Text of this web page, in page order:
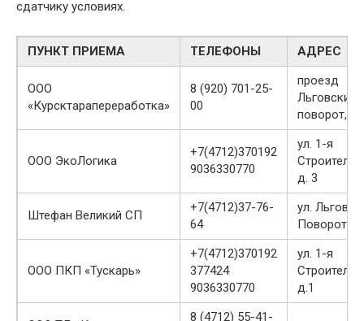
сдатчику условиях.
ПУНКТ ПРИЕМА ТЕЛЕФОНЫ АДРЕС
ООО
«Курсктарапереработка»
8 (920) 701-25-
00
проезд
Льговский
поворот, 5
ООО ЭкоЛогика
+7(4712)370192
9036330770
ул. 1-я
д. 3
Штефан Великий СП
+7(4712)37-76-
64
ул.
Поворот, 5
ООО ПКП «Тускарь»
+7(4712)370192
377424
9036330770
ул. 1-я
д.1
8 (4712) 55-41-